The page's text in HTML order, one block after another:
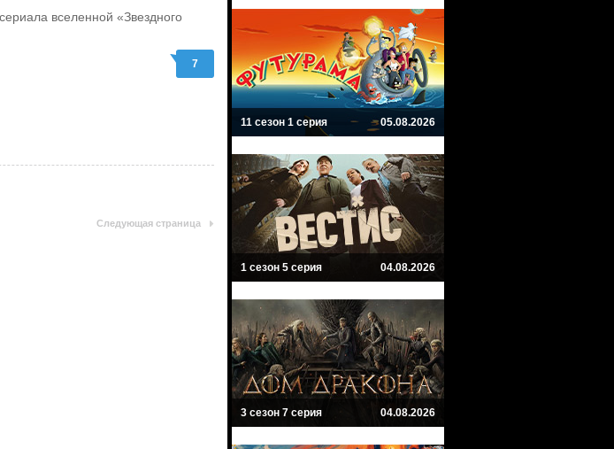
вселенной «Звездного
7
Следующая страница
11 сезон 1 серия 05.08.2026
1 сезон 5 серия 04.08.2026
3 сезон 7 серия 04.08.2026